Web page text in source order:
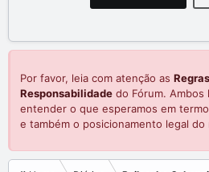
Por favor, leia com atenção as Regras
Responsabilidade do Fórum. Ambos
entender o que esperamos em
e também o posicionamento legal do